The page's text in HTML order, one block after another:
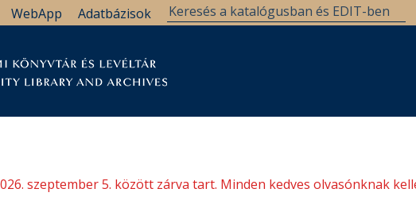
Adatbázisok
WebApp
szeptember 5. között zárva tart. Minden kedves olvasónknak